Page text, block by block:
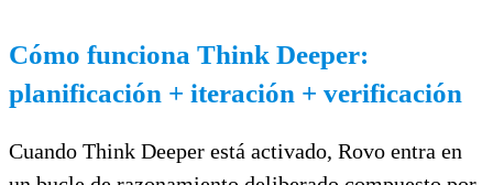
Cómo funciona Think Deeper:
planificación + iteración + verificación
Cuando Think Deeper está activado, Rovo entra en